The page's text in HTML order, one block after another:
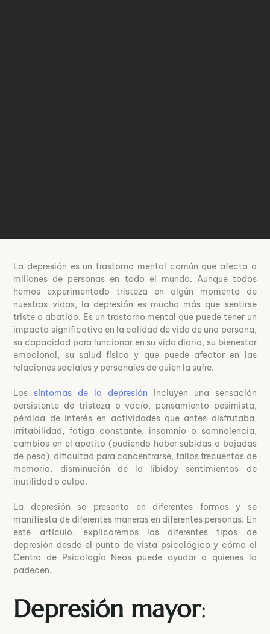
La depresión es un trastorno mental común que afecta a
millones de personas en todo el mundo. Aunque todos
hemos experimentado tristeza en algún momento de
nuestras vidas, la depresión es mucho más que sentirse
triste o abatido. Es un trastorno mental que puede tener un
impacto significativo en la calidad de vida de una persona,
su capacidad para funcionar en su vida diaria, su bienestar
emocional, su salud física y que puede afectar en las
relaciones sociales y personales de quien la sufre.
Los síntomas de la depresión incluyen una sensación
persistente de tristeza o vacío, pensamiento pesimista,
pérdida de interés en actividades que antes disfrutaba,
irritabilidad, fatiga constante, insomnio o somnolencia,
cambios en el apetito (pudiendo haber subidas o bajadas
de peso), dificultad para concentrarse, fallos frecuentas de
memoria, disminución de la libidoy sentimientos de
inutilidad o culpa.
La depresión se presenta en diferentes formas y se
manifiesta de diferentes maneras en diferentes personas. En
este artículo, explicaremos los diferentes tipos de
depresión desde el punto de vista psicológico y cómo el
Centro de Psicología Neos puede ayudar a quienes la
padecen.
Depresión mayor: